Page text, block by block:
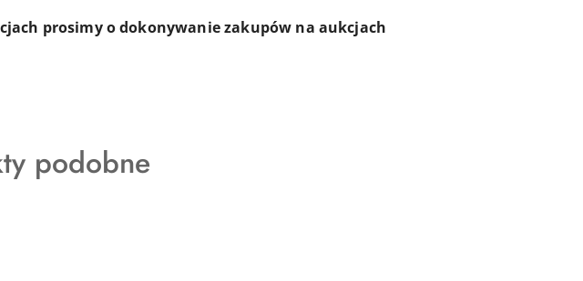
prosimy o dokonywanie zakupów na aukcjach
podobne